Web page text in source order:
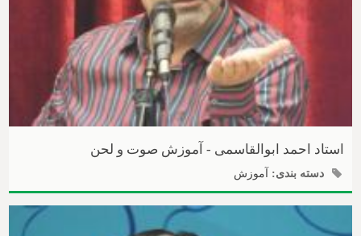
استاد احمد ابوالقاسمی - آموزش صوت و لحن
دسته بندی: آموزش